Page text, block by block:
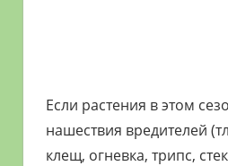
Если растения в этом
нашествия вредителей
клещ, огневка, трипс,